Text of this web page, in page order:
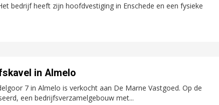
bedrijf heeft zijn hoofdvestiging in Enschede en een fysieke
in Almelo
7 in Almelo is verkocht aan De Marne Vastgoed. Op de
een bedrijfsverzamelgebouw met...